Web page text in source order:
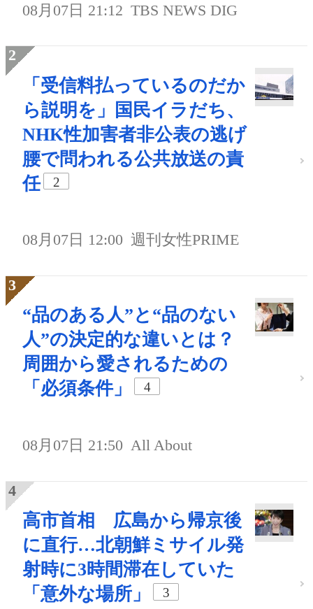
08月07日 21:12 TBS NEWS DIG
「受信料払っているのだか
ら説明を」国民イラだち、
NHK性加害者非公表の逃げ
腰で問われる公共放送の責
任
2
08月07日 12:00 週刊女性PRIME
“品のある人”と“品のない
人”の決定的な違いとは？
周囲から愛されるための
「必須条件」
4
08月07日 21:50 All About
高市首相 広島から帰京後
に直行…北朝鮮ミサイル発
射時に3時間滞在していた
「意外な場所」
3